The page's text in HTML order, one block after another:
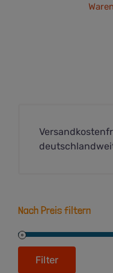
Nach Preis filtern
Max.
Filter